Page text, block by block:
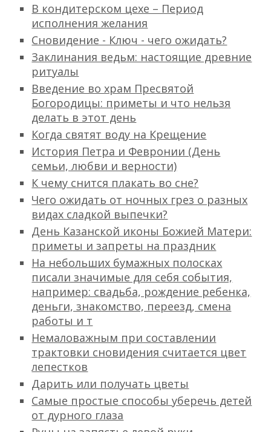
В кондитерском цехе – Период
исполнения желания
Сновидение - Ключ - чего ожидать?
Заклинания ведьм: настоящие древние
ритуалы
Введение во храм Пресвятой
Богородицы: приметы и что нельзя
делать в этот день
Когда святят воду на Крещение
История Петра и Февронии (День
семьи, любви и верности)
К чему снится плакать во сне?
Чего ожидать от ночных грез о разных
видах сладкой выпечки?
День Казанской иконы Божией Матери:
приметы и запреты на праздник
На небольших бумажных полосках
писали значимые для себя события,
например: свадьба, рождение ребенка,
деньги, знакомство, переезд, смена
работы и т
Немаловажным при составлении
трактовки сновидения считается цвет
лепестков
Дарить или получать цветы
Самые простые способы уберечь детей
от дурного глаза